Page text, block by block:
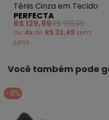
Tênis Cinza em Tecido
PERFECTA
R$ 129,99R$ 139,99
ou 4x de R$ 32,49 sem
juros
Você também pode
-9%